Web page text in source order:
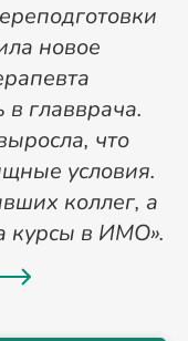
новое
главврача.
что
условия.
коллег, а
курсы в ИМО».